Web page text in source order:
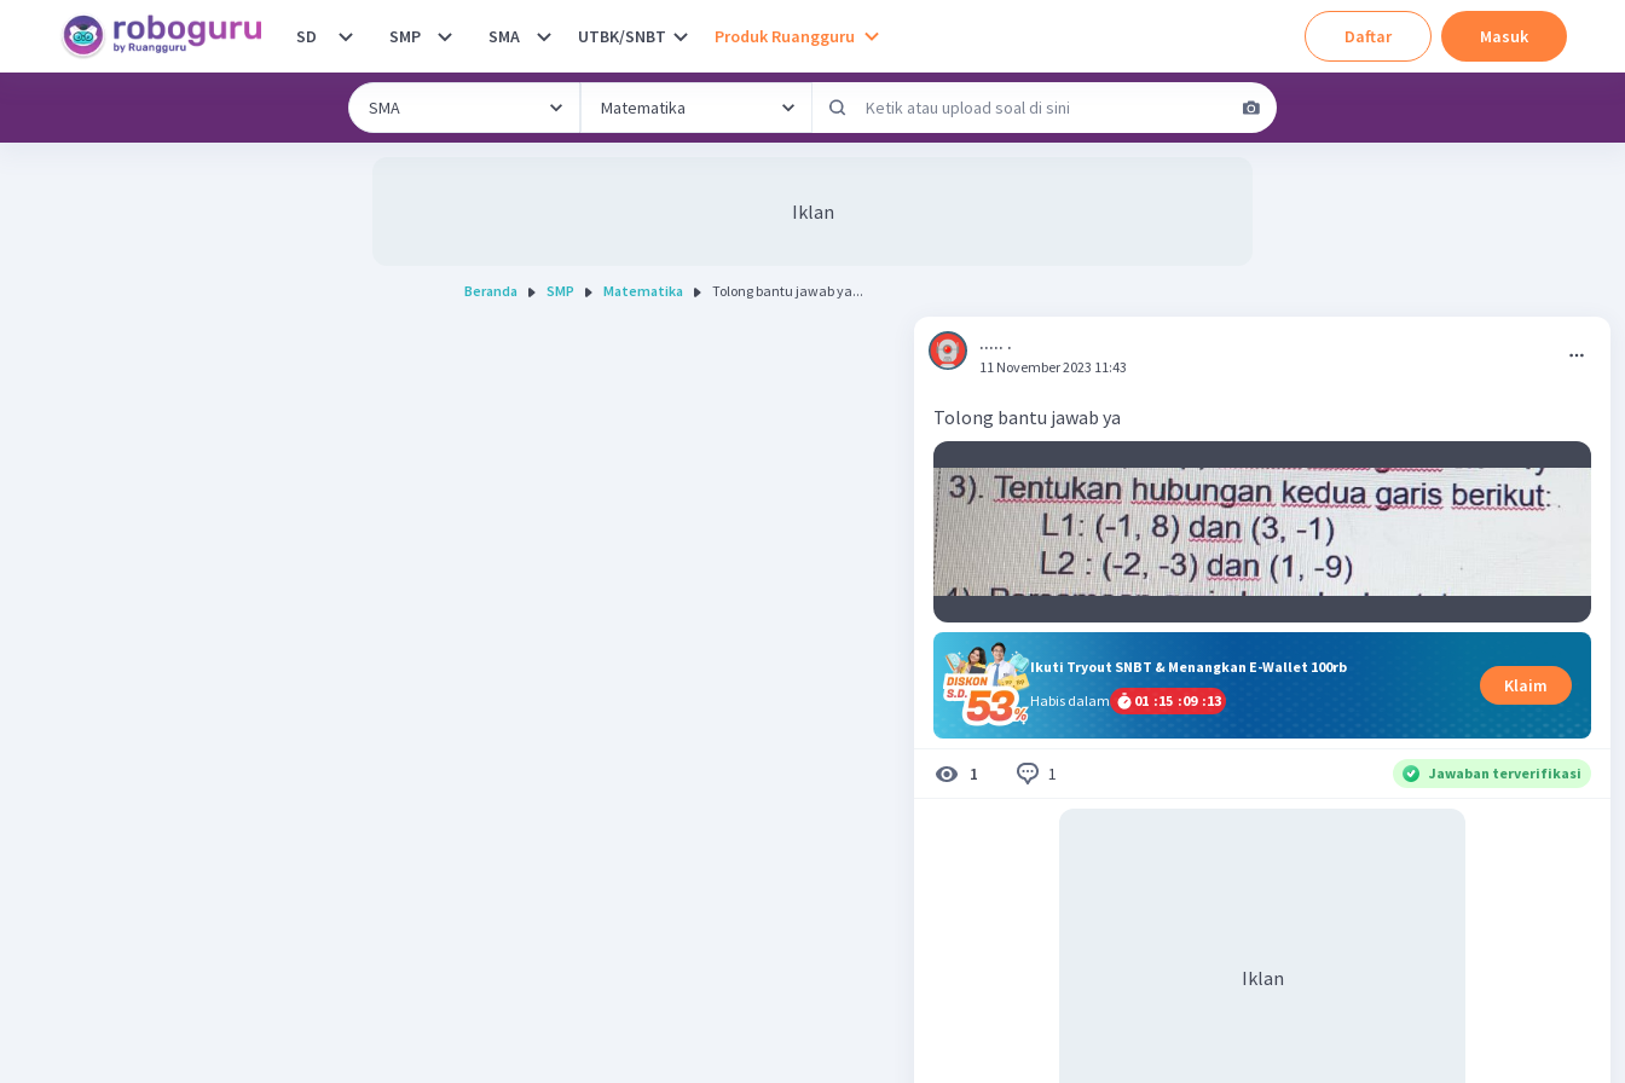
SD SMP SMA UTBK/SNBT Produk Ruangguru Daftar Masuk
Iklan
Beranda SMP Matematika Tolong bantu jawab ya...
..... .
11 November 2023 11:43
Tolong bantu jawab ya
Ikuti Tryout SNBT & Menangkan E-Wallet 100rb
Habis dalam
01 :15 :09 :12
Klaim
1 1 Jawaban terverifikasi
Iklan